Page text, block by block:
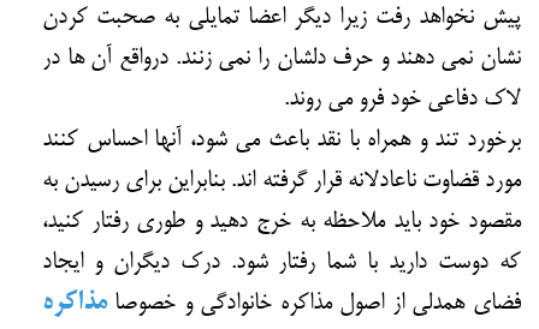
پیش نخواهد رفت زیرا دیگر اعضا تمایلی به صحبت کردن
نشان نمی دهند و حرف دلشان را نمی زنند. درواقع آن ها در
لاک دفاعی خود فرو می روند.
برخورد تند و همراه با نقد باعث می شود، آنها احساس کنند
مورد قضاوت ناعادلانه قرار گرفته اند. بنابراین برای رسیدن به
مقصود خود باید ملاحظه به خرج دهید و طوری رفتار کنید،
که دوست دارید با شما رفتار شود. درک دیگران و ایجاد
فضای همدلی از اصول مذاکره خانوادگی و خصوصا مذاکره